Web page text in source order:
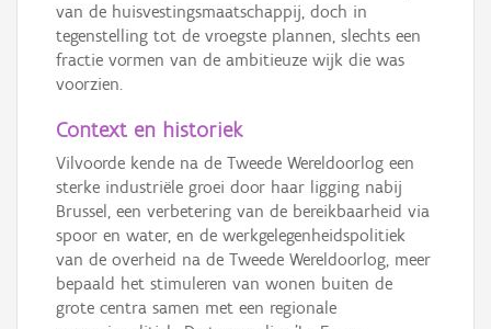
van de huisvestingsmaatschappij, doch in
tegenstelling tot de vroegste plannen, slechts een
fractie vormen van de ambitieuze wijk die was
voorzien.
Context en historiek
Vilvoorde kende na de Tweede Wereldoorlog een
sterke industriële groei door haar ligging nabij
Brussel, een verbetering van de bereikbaarheid via
spoor en water, en de werkgelegenheidspolitiek
van de overheid na de Tweede Wereldoorlog, meer
bepaald het stimuleren van wonen buiten de
grote centra samen met een regionale